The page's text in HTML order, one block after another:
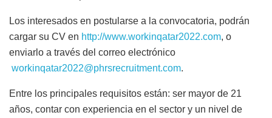
Los interesados en postularse a la convocatoria, podrán
cargar su CV en http://www.workinqatar2022.com, o
enviarlo a través del correo electrónico
workinqatar2022@phrsrecruitment.com.
Entre los principales requisitos están: ser mayor de 21
años, contar con experiencia en el sector y un nivel de